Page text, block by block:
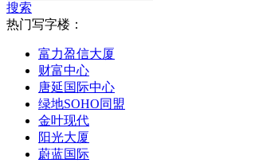
搜索
热门写字楼：
富力盈信大厦
财富中心
唐延国际中心
绿地SOHO同盟
金叶现代
阳光大厦
蔚蓝国际